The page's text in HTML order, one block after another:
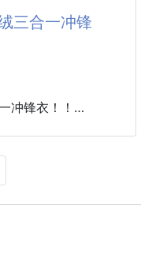
三合一冲锋
冲锋衣！！
阻挡风霜雨雪侵袭
实实在在的好东
是没得说 兄弟们有